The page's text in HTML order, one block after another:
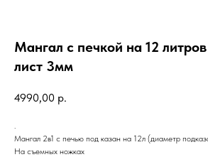
Мангал с печкой на 12
лист 3мм
4990,00 р.
.
Мангал 2в1 с печью под казан на 12л (диаметр
На съемных ножках